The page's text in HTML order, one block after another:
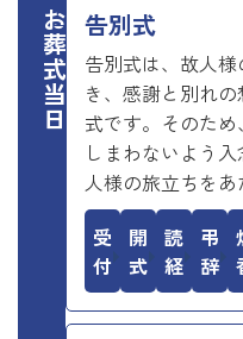
お葬式当日 告別式
告別式は、故人
き、感謝と別れ
式です。そのた
しまわないよう
人様の旅立ちをあ
受付 開式 読経 弔辞